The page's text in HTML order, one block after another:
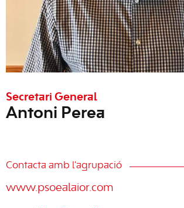
Secretari General
Antoni Perea
Contacta amb l'agrupació
www.psoealaior.com